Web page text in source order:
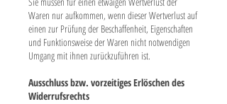
Waren nur aufkommen, wenn dieser Wertverlust auf
einen zur Prüfung der Beschaffenheit, Eigenschaften
und Funktionsweise der Waren nicht notwendigen
Umgang mit ihnen zurückzuführen ist.
Ausschluss bzw. vorzeitiges Erlöschen des
Widerrufsrechts